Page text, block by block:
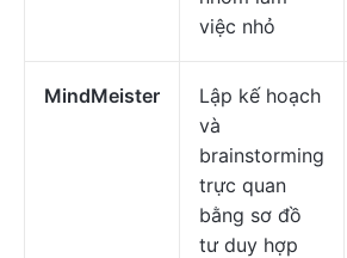
việc nhỏ
MindMeister
Lập kế hoạch
và
brainstorming
trực quan
bằng sơ đồ
tư duy hợp